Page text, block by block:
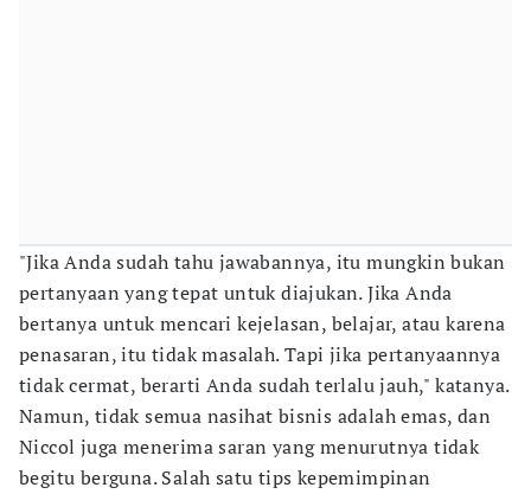
"Jika Anda sudah tahu jawabannya, itu mungkin bukan
pertanyaan yang tepat untuk diajukan. Jika Anda
bertanya untuk mencari kejelasan, belajar, atau karena
penasaran, itu tidak masalah. Tapi jika pertanyaannya
tidak cermat, berarti Anda sudah terlalu jauh," katanya.
Namun, tidak semua nasihat bisnis adalah emas, dan
Niccol juga menerima saran yang menurutnya tidak
begitu berguna. Salah satu tips kepemimpinan